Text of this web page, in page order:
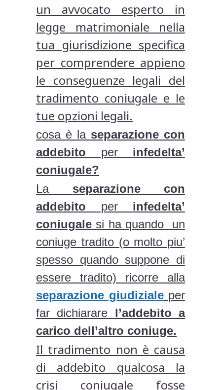
un avvocato esperto in
legge matrimoniale nella
tua giurisdizione specifica
per comprendere appieno
le conseguenze legali del
tradimento coniugale e le
tue opzioni legali.
cosa è la separazione con
addebito per infedelta’
coniugale?
La separazione con
addebito per infedelta’
coniugale si ha quando un
coniuge tradito (o molto piu’
spesso quando suppone di
essere tradito) ricorre alla
separazione giudizialeper
far dichiarare l’addebito a
carico dell’altro coniuge.
Il tradimento non è causa
di addebito qualcosa la
crisi coniugale fosse